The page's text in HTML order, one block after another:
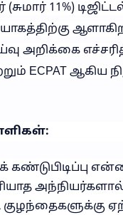
11%)
அறிக்கை
ECPAT